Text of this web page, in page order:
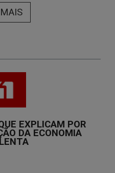
EXPLICAM POR
DA ECONOMIA